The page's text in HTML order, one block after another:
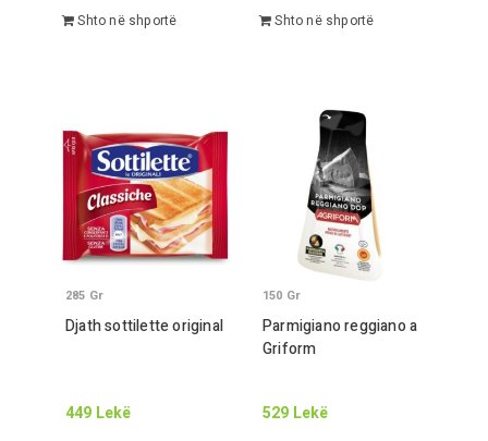
Shto në shportë Shto në shportë
Djath sottilette original
285 Gr
449 Lekë
Parmigiano reggiano a
Griform
150 Gr
529 Lekë